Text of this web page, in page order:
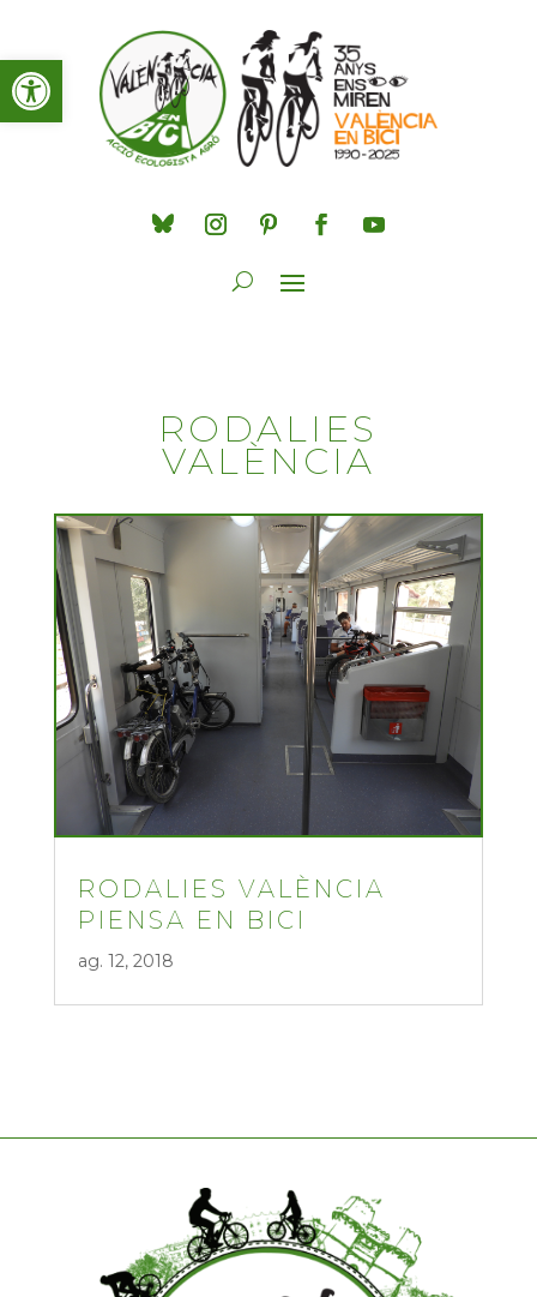
Obre la barra d'eines
RODALIES
VALÈNCIA
RODALIES VALÈNCIA
PIENSA EN BICI
ag. 12, 2018